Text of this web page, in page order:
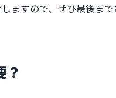
ますので、ぜひ最後まで
？